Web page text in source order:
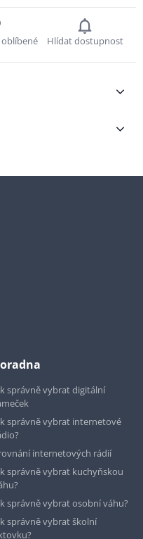
Hlídat dostupnost
správně vybrat digitální
správně vybrat internetové
internetových rádií
správně vybrat kuchyňskou
správně vybrat osobní váhu?
správně vybrat školní